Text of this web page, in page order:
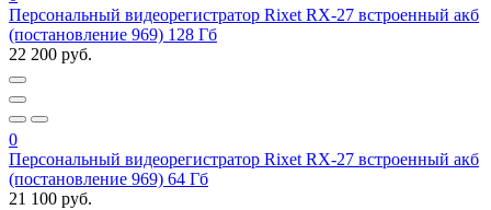
Персональный видеорегистратор Rixet RX-27 встроенный акб
(постановление 969) 128 Гб
22 200 руб.
0
Персональный видеорегистратор Rixet RX-27 встроенный акб
(постановление 969) 64 Гб
21 100 руб.